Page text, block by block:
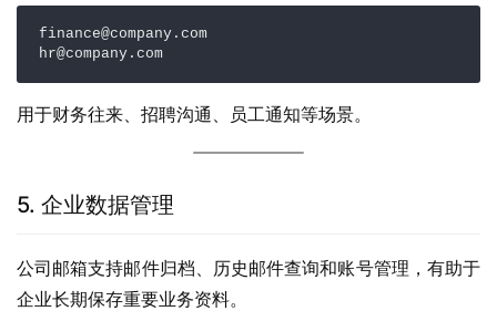
finance@company.com
hr@company.com
用于财务往来、招聘沟通、员工通知等场景。
5. 企业数据管理
公司邮箱支持邮件归档、历史邮件查询和账号管理，有助于
企业长期保存重要业务资料。